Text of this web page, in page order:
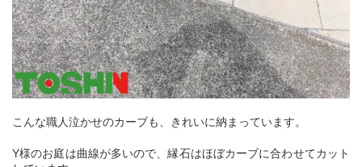
こんな職人泣かせのカーブも、きれいに納まっています。
Y様のお庭は曲線が多いので、縁石はほぼカーブに合わせてカット